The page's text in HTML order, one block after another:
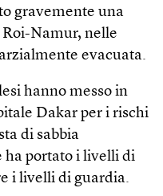
gravemente una
Namur, nelle
evacuata.
hanno messo in
Dakar per i rischi
di sabbia
ha portato i livelli di
i livelli di guardia.